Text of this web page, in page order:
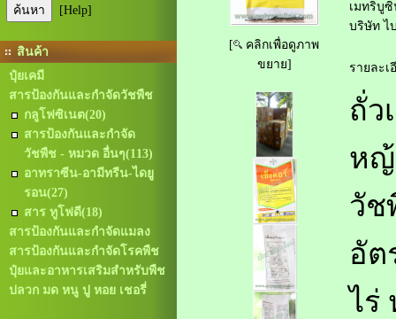
[Help]
สินค้า
ปุ๋ยเคมี
สารป้องกันและกำจัดวัชพืช
กลูโฟซิเนต(20)
สารป้องกันและกำจัด
วัชพืช - หมวด อื่นๆ(113)
อาทราซีน-อามีทรีน-ไดยู
รอน(27)
สาร ทูโฟดี(18)
สารป้องกันและกำจัดแมลง
สารป้องกันและกำจัดโรคพืช
ปุ๋ยและอาหารเสริมสำหรับพืช
ปลวก มด หนู ปู หอย เชอรี่
[
คลิกเพื่อดูภาพ
ขยาย]
เมทริบู
บริษัท ไ
รายละเ
ถั่ว
หญ้
วัช
อัต
ไร่